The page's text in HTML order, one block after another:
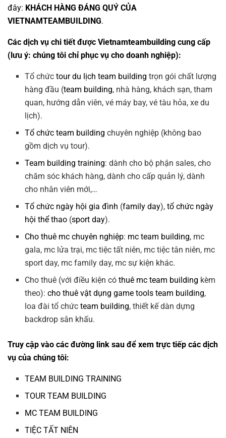
đây: KHÁCH HÀNG ĐÁNG QUÝ CỦA
VIETNAMTEAMBUILDING.
Các dịch vụ chi tiết được Vietnamteambuilding cung cấp
(lưu ý: chúng tôi chỉ phục vụ cho doanh nghiệp):
Tổ chứctour du lịch team building trọn gói chất lượng
hàng đầu (team building, nhà hàng, khách sạn, tham
quan, hướng dẫn viên, vé máy bay, vé tàu hỏa, xe du
lịch).
Tổ chức team building chuyên nghiệp (không bao
gồm dịch vụ tour).
Team building training: dành cho bộ phận sales, cho
chăm sóc khách hàng, dành cho cấp quản lý, dành
cho nhân viên mới,…
Tổ chức ngày hội gia đình (family day),tổ chức ngày
hội thể thao (sport day).
Cho thuê mc chuyên nghiệp: mc team building, mc
gala, mc lửa trại, mc tiệc tất niên, mc tiệc tân niên, mc
sport day, mc family day, mc sự kiện khác.
Cho thuê (với điều kiện cóthuê mc team building kèm
theo):cho thuê vật dụng game tools team building,
loa đài tổ chứcteam building, thiết kế dàn dựng
backdrop sân khấu.
Truy cập vào các đường link sau để xem trực tiếp các dịch
vụ của chúng tôi:
TEAM BUILDING TRAINING
TOUR TEAM BUILDING
MC TEAM BUILDING
TIỆC TẤT NIÊN